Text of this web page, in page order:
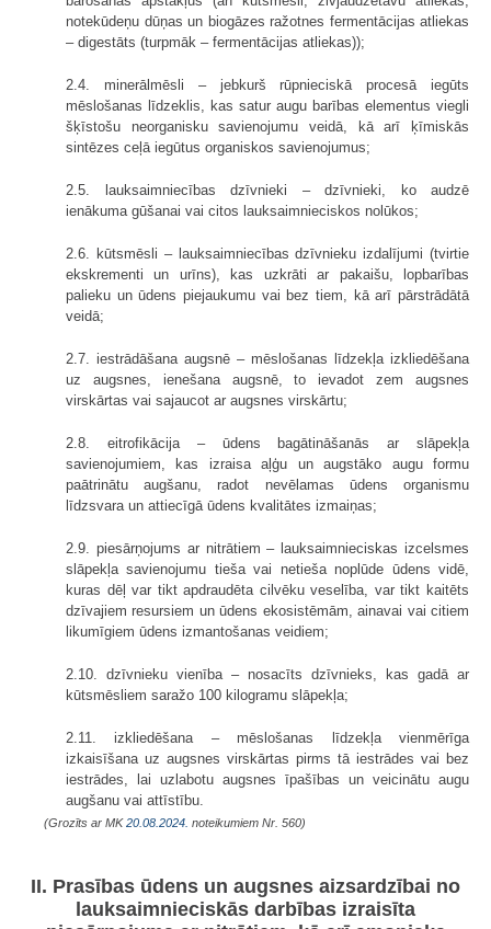
notekūdeņu dūņas un biogāzes ražotnes fermentācijas atliekas
– digestāts (turpmāk – fermentācijas atliekas));
2.4. minerālmēsli – jebkurš rūpnieciskā procesā iegūts
mēslošanas līdzeklis, kas satur augu barības elementus viegli
šķīstošu neorganisku savienojumu veidā, kā arī ķīmiskās
sintēzes ceļā iegūtus organiskos savienojumus;
2.5. lauksaimniecības dzīvnieki – dzīvnieki, ko audzē
ienākuma gūšanai vai citos lauksaimnieciskos nolūkos;
2.6. kūtsmēsli – lauksaimniecības dzīvnieku izdalījumi (tvirtie
ekskrementi un urīns), kas uzkrāti ar pakaišu, lopbarības
palieku un ūdens piejaukumu vai bez tiem, kā arī pārstrādātā
veidā;
2.7. iestrādāšana augsnē – mēslošanas līdzekļa izkliedēšana
uz augsnes, ienešana augsnē, to ievadot zem augsnes
virskārtas vai sajaucot ar augsnes virskārtu;
2.8. eitrofikācija – ūdens bagātināšanās ar slāpekļa
savienojumiem, kas izraisa aļģu un augstāko augu formu
paātrinātu augšanu, radot nevēlamas ūdens organismu
līdzsvara un attiecīgā ūdens kvalitātes izmaiņas;
2.9. piesārņojums ar nitrātiem – lauksaimnieciskas izcelsmes
slāpekļa savienojumu tieša vai netieša noplūde ūdens vidē,
kuras dēļ var tikt apdraudēta cilvēku veselība, var tikt kaitēts
dzīvajiem resursiem un ūdens ekosistēmām, ainavai vai citiem
likumīgiem ūdens izmantošanas veidiem;
2.10. dzīvnieku vienība – nosacīts dzīvnieks, kas gadā ar
kūtsmēsliem saražo 100 kilogramu slāpekļa;
2.11. izkliedēšana – mēslošanas līdzekļa vienmērīga
izkaisīšana uz augsnes virskārtas pirms tā iestrādes vai bez
iestrādes, lai uzlabotu augsnes īpašības un veicinātu augu
augšanu vai attīstību.
(Grozīts ar MK20.08.2024. noteikumiem Nr. 560)
II. Prasības ūdens un augsnes aizsardzībai no
lauksaimnieciskās darbības izraisīta